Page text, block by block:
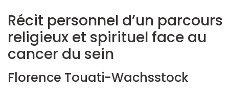
Récit personnel d’un parcours
religieux et spirituel face au
cancer du sein
Florence Touati-Wachsstock